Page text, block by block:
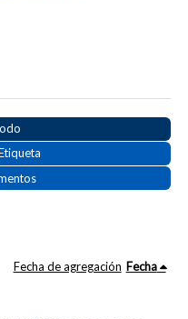
Fecha de agregación Fecha